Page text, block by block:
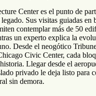
Center es el punto de
Sus visitas guiadas en
contemplar más de 50
un experto explica la
Desde el neogótico
Civic Center, cada
Llegar desde el
privado le deja listo para
sin demora.